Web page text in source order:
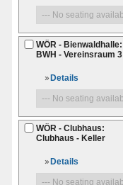
WÖR - Bienwaldhalle:
BWH - Vereinsraum 3
Details
WÖR - Clubhaus:
Clubhaus - Keller
Details